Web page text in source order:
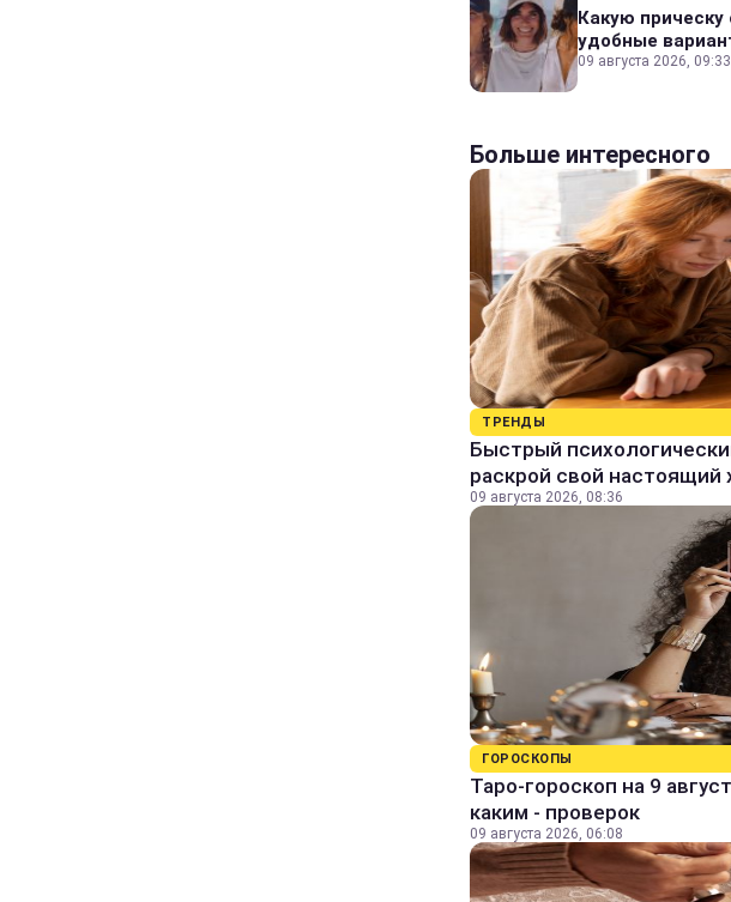
Какую прическу
удобные
09 августа 2026, 09:33
Больше интересного
ТРЕНДЫ
Быстрый
раскрой свой настоящий
09 августа 2026, 08:36
ГОРОСКОПЫ
Таро-гороскоп на 9
каким - проверок
09 августа 2026, 06:08